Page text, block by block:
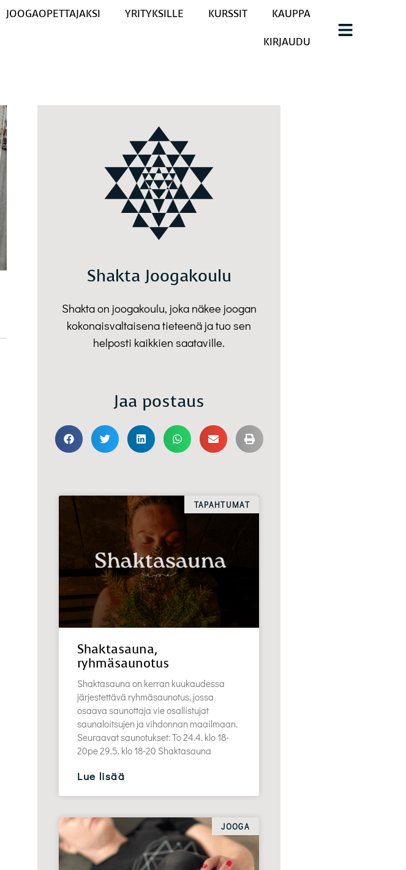
JOOGAOPETTAJAKSI YRITYKSILLE KURSSIT
KAUPPA
KIRJAUDU
Shakta Joogakoulu
Shakta on joogakoulu, joka näkee joogan
kokonaisvaltaisena tieteenä ja tuo sen
helposti kaikkien saataville.
Jaa postaus
TAPAHTUMAT
Shaktasauna,
ryhmäsaunotus
Shaktasauna on kerran kuukaudessa
järjestettävä ryhmäsaunotus, jossa
osaava saunottaja vie osallistujat
saunaloitsujen ja vihdonnan maailmaan.
Seuraavat saunotukset: To 24.4. klo 18-
20pe 29.5. klo 18-20 Shaktasauna
Lue lisää
JOOGA